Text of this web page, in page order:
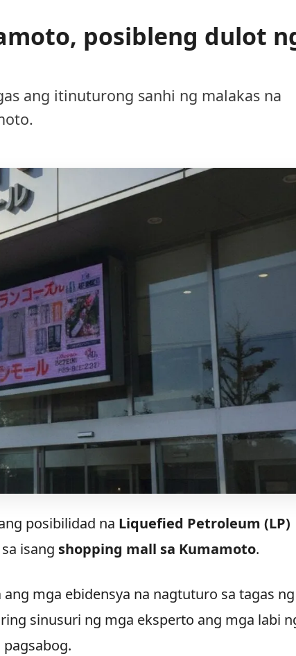
posibleng dulot
ang itinuturong sanhi ng malakas na
posibilidad na Liquefied Petroleum (LP)
isang shopping mall sa Kumamoto.
ang mga ebidensya na nagtuturo sa tagas ng
sinusuri ng mga eksperto ang mga labi